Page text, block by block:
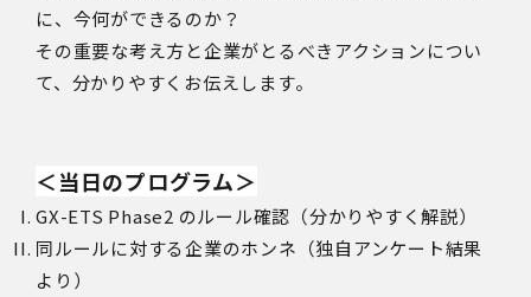
に、今何ができるのか？
その重要な考え方と企業がとるべきアクションについ
て、分かりやすくお伝えします。
＜当日のプログラム＞
GX-ETS Phase2 のルール確認（分かりやすく解説）
同ルールに対する企業のホンネ（独自アンケート結果
より）